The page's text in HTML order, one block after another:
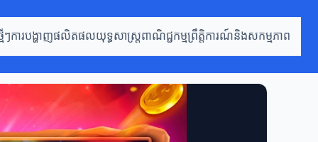
ៗការបង្ហាញផលិតផលយុទ្ធសាស្ត្រពាណិជ្ជកម្មព្រឹត្តិការណ៍និងសកម្មភាព